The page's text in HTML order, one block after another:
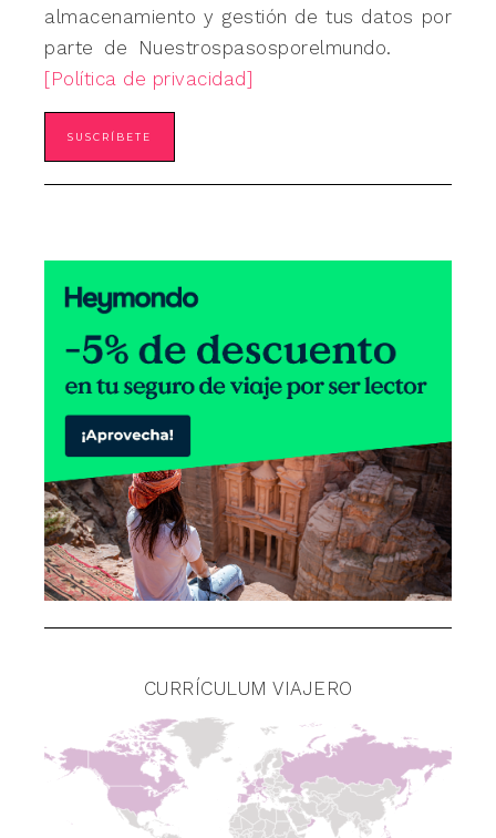
almacenamiento y gestión de tus datos por
parte de Nuestrospasosporelmundo.
[Política de privacidad]
CURRÍCULUM VIAJERO